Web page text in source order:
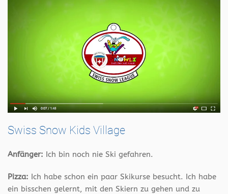
Swiss Snow Kids Village
Anfänger: Ich bin noch nie Ski gefahren.
Pizza: Ich habe schon ein paar Skikurse besucht. Ich habe
ein bisschen gelernt, mit den Skiern zu gehen und zu